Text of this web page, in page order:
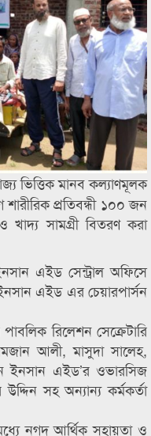
ভিত্তিক মানব কল্যাণমূলক
প্রতিবন্ধী ১০০ জন
সামগ্রী বিতরণ করা
এইড সেন্ট্রাল অফিসে
এইড এর চেয়ারপার্সন
রিলেশন সেক্রেটারি
আলী, মাসুদা সালেহ,
ইনসান এইড’র ওভারসিজ
সহ অন্যান্য কর্মকর্তা
নগদ আর্থিক সহায়তা ও